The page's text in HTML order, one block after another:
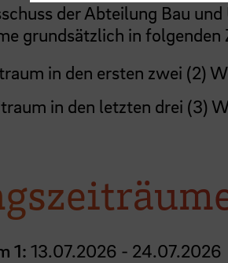
der Abteilung Bau
grundsätzlich in
in den ersten zwei (2)
in den letzten drei (3)
1: 13.07.2026 - 24.07.2026